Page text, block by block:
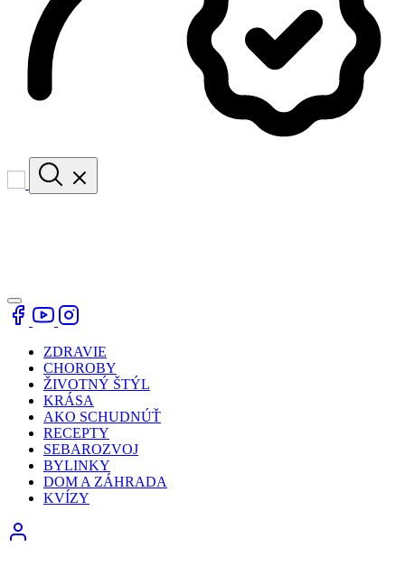
ZDRAVIE
CHOROBY
ŽIVOTNÝ ŠTÝL
KRÁSA
AKO SCHUDNÚŤ
RECEPTY
SEBAROZVOJ
BYLINKY
DOM A ZÁHRADA
KVÍZY